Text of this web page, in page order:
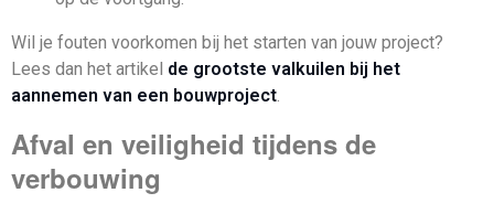
Wil je fouten voorkomen bij het starten van jouw project?
Lees dan het artikel de grootste valkuilen bij het
aannemen van een bouwproject.
Afval en veiligheid tijdens de
verbouwing